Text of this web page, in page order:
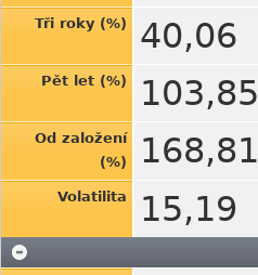
Tři roky (%) 40,06
Pět let (%) 103,85
Od založení
(%)
168,81
Volatilita 15,19